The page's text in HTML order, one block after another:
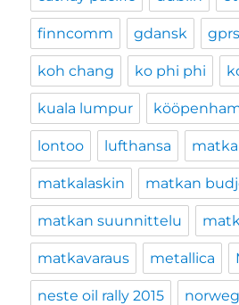
finncomm gdansk gprs
koh chang ko phi phi
kuala lumpur
lontoo lufthansa
matkalaskin matkan
matkan suunnittelu
matkavaraus metallica
neste oil rally 2015